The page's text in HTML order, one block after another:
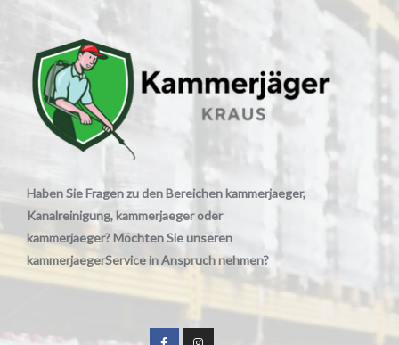
Haben Sie Fragen zu den Bereichen kammerjaeger,
Kanalreinigung, kammerjaeger oder
kammerjaeger? Möchten Sie unseren
kammerjaegerService in Anspruch nehmen?